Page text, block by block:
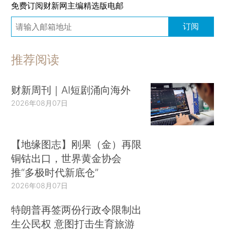
免费订阅财新网主编精选版电邮
订阅
推荐阅读
财新周刊｜AI短剧涌向海外
2026年08月07日
【地缘图志】刚果（金）再限
铜钴出口，世界黄金协会
推“多极时代新底仓”
2026年08月07日
特朗普再签两份行政令限制出
生公民权 意图打击生育旅游